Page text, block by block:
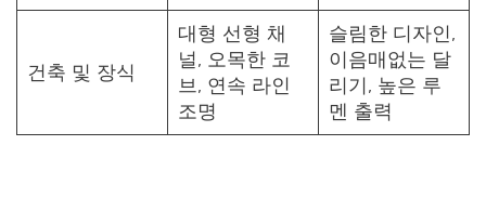
건축 및 장식
대형 선형 채
널, 오목한 코
브, 연속 라인
조명
슬림한 디자인,
이음매없는 달
리기, 높은 루
멘 출력